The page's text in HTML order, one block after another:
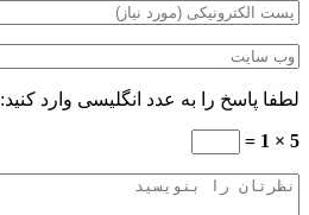
لطفا پاسخ را به عدد انگلیسی وارد کنید:
5 × 1 =